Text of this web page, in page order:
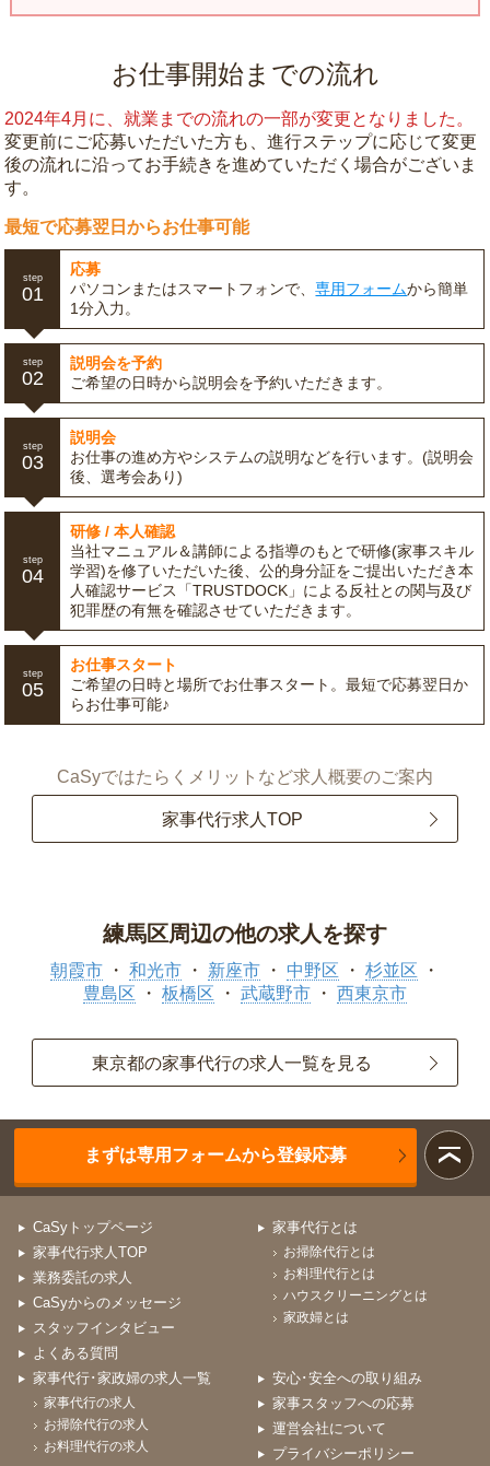
お仕事開始までの流れ
2024年4月に、就業までの流れの一部が変更となりました。
変更前にご応募いただいた方も、進行ステップに応じて変更
後の流れに沿ってお手続きを進めていただく場合がございま
す。
最短で応募翌日からお仕事可能
step
01
応募
パソコンまたはスマートフォンで、専用フォームから簡単
1分入力。
step
02
説明会を予約
ご希望の日時から説明会を予約いただきます。
step
03
説明会
お仕事の進め方やシステムの説明などを行います。(説明会
後、選考会あり)
step
04
研修 / 本人確認
当社マニュアル＆講師による指導のもとで研修(家事スキル
学習)を修了いただいた後、公的身分証をご提出いただき本
人確認サービス「TRUSTDOCK」による反社との関与及び
犯罪歴の有無を確認させていただきます。
step
05
お仕事スタート
ご希望の日時と場所でお仕事スタート。最短で応募翌日か
らお仕事可能♪
CaSyではたらくメリットなど求人概要のご案内
家事代行求人TOP
練馬区周辺の他の求人を探す
朝霞市 和光市 新座市 中野区
杉並区
豊島区
板橋区 武蔵野市 西東京市
東京都の家事代行の求人一覧を見る
まずは専用フォームから登録応募
CaSyトップページ
家事代行求人TOP
業務委託の求人
CaSyからのメッセージ
スタッフインタビュー
よくある質問
家事代行とは
お掃除代行とは
お料理代行とは
ハウスクリーニングとは
家政婦とは
家事代行･家政婦の求人一覧
家事代行の求人
お掃除代行の求人
お料理代行の求人
安心･安全への取り組み
家事スタッフへの応募
運営会社について
プライバシーポリシー